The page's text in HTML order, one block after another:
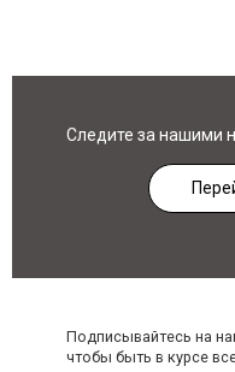
Следите за нашими
Подписывайтесь на
чтобы быть в курсе